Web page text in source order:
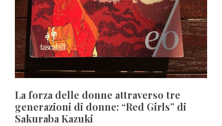
La forza delle donne attraverso tre
generazioni di donne: “Red Girls” di
Sakuraba Kazuki